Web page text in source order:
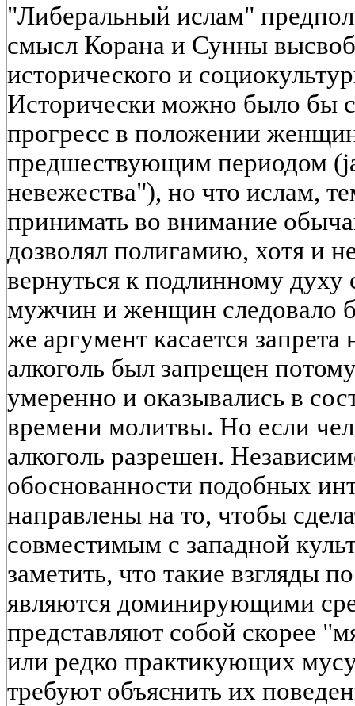
"Либеральный ислам"
смысл Корана и Сунны
исторического и
Исторически можно было бы
прогресс в положении
предшествующим периодом
невежества"), но что ислам,
принимать во внимание
дозволял полигамию, хотя и
вернуться к подлинному духу
мужчин и женщин следовало
же аргумент касается запрета
алкоголь был запрещен
умеренно и оказывались в
времени молитвы. Но если
алкоголь разрешен.
обоснованности подобных
направлены на то, чтобы
совместимым с западной
заметить, что такие взгляды
являются доминирующими
представляют собой скорее
или редко практикующих
требуют объяснить их